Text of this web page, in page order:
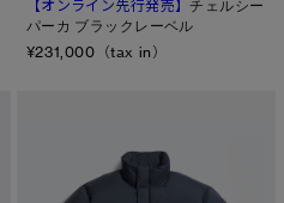
【オンライン先行発売】チェルシー
パーカ ブラックレーベル
¥231,000（tax in）